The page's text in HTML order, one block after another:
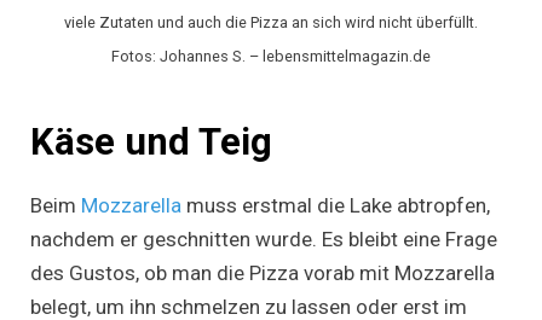
viele Zutaten und auch die Pizza an sich wird nicht überfüllt.
Fotos: Johannes S. – lebensmittelmagazin.de
Käse und Teig
Beim Mozzarella muss erstmal die Lake abtropfen,
nachdem er geschnitten wurde. Es bleibt eine Frage
des Gustos, ob man die Pizza vorab mit Mozzarella
belegt, um ihn schmelzen zu lassen oder erst im